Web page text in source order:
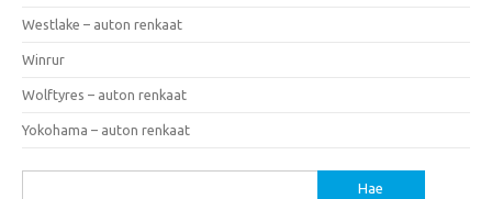
Westlake – auton renkaat
Winrur
Wolftyres – auton renkaat
Yokohama – auton renkaat